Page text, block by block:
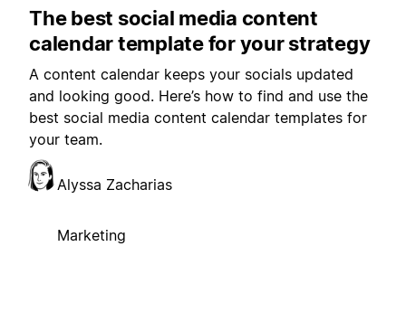
The best social media content
calendar template for your strategy
A content calendar keeps your socials updated
and looking good. Here’s how to find and use the
best social media content calendar templates for
your team.
Alyssa Zacharias
Marketing